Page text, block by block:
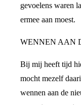
gevoelens waren
ermee aan moest.
WENNEN AAN
Bij mij heeft tijd
mocht mezelf
wennen aan de